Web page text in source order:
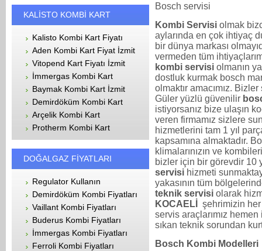
KALİSTO KOMBİ KART
Kalisto Kombi Kart Fiyatı
Aden Kombi Kart Fiyat İzmit
Vitopend Kart Fiyatı İzmit
İmmergas Kombi Kart
Baymak Kombi Kart İzmit
Demirdöküm Kombi Kart
Arçelik Kombi Kart
Protherm Kombi Kart
DOĞALGAZ FİYATLARI
Regulator Kullanın
Demirdöküm Kombi Fiyatları
Vaillant Kombi Fiyatları
Buderus Kombi Fiyatları
İmmergas Kombi Fiyatları
Ferroli Kombi Fiyatları
Bosch servisi
Kombi Servisi olmak
aylarında en çok ihtiyaç
bir dünya markası
vermeden tüm
kombi servisi olmanın
dostluk kurmak bosch
olmaktır amacımız.
Güler yüzlü güvenilir
istiyorsanız bize ulaşın
veren firmamız sizlere
hizmetlerini tam 1 yıl
kapsamına almaktadır.
klimalarınızın ve
bizler için bir görevdir 10
servisi hizmeti
yakasının tüm
teknik servisi olarak
KOCAELİ
şehrimizin
servis araçlarımız
sıkan teknik sorundan
Bosch Kombi Modelleri